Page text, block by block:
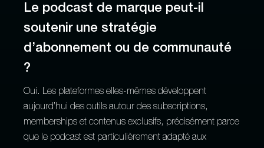
Le podcast de marque peut-il
soutenir une stratégie
d’abonnement ou de communauté
?
Oui. Les plateformes elles-mêmes développent
aujourd’hui des outils autour des subscriptions,
memberships et contenus exclusifs, précisément parce
que le podcast est particulièrement adapté aux